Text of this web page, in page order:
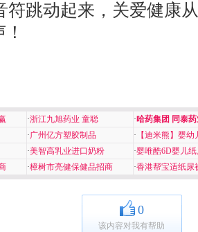
符跳动起来，关爱健康
·浙江九旭药业 童聪 ·哈药集团 同泰
·广州亿方塑胶制品 · 【迪米熊】婴幼
·美智高乳业进口奶粉 ·婴唯酷6D婴儿
·樟树市亮健保健品招商 ·香港帮宝适纸尿
0
该内容对我有帮助